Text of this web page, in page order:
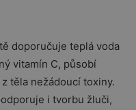
doporučuje teplá voda
vitamín C, působí
těla nežádoucí toxiny.
i tvorbu žluči,